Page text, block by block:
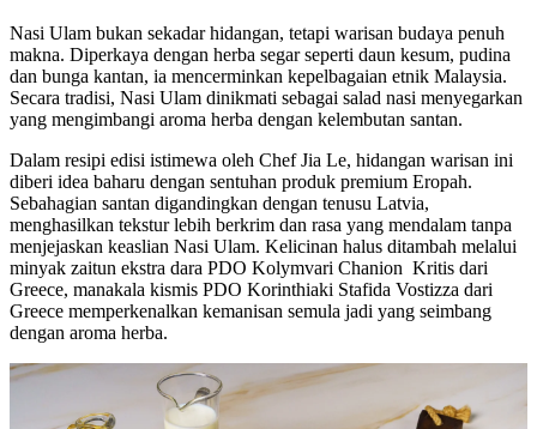
Nasi Ulam bukan sekadar hidangan, tetapi warisan budaya penuh
makna. Diperkaya dengan herba segar seperti daun kesum, pudina
dan bunga kantan, ia mencerminkan kepelbagaian etnik Malaysia.
Secara tradisi, Nasi Ulam dinikmati sebagai salad nasi menyegarkan
yang mengimbangi aroma herba dengan kelembutan santan.
Dalam resipi edisi istimewa oleh Chef Jia Le, hidangan warisan ini
diberi idea baharu dengan sentuhan produk premium Eropah.
Sebahagian santan digandingkan dengan tenusu Latvia,
menghasilkan tekstur lebih berkrim dan rasa yang mendalam tanpa
menjejaskan keaslian Nasi Ulam. Kelicinan halus ditambah melalui
minyak zaitun ekstra dara PDO Kolymvari Chanion Kritis dari
Greece, manakala kismis PDO Korinthiaki Stafida Vostizza dari
Greece memperkenalkan kemanisan semula jadi yang seimbang
dengan aroma herba.